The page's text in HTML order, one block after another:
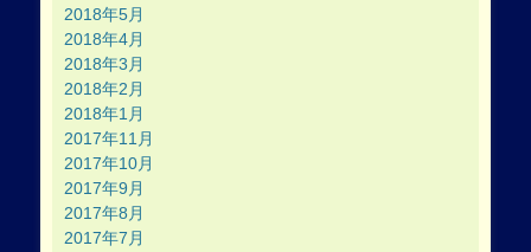
2018年5月
2018年4月
2018年3月
2018年2月
2018年1月
2017年11月
2017年10月
2017年9月
2017年8月
2017年7月